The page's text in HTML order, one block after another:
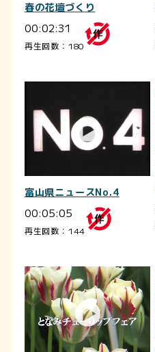
春の花壇づくり
00:02:31
再生回数：180
富山県ニュースNo.4
00:05:05
再生回数：144